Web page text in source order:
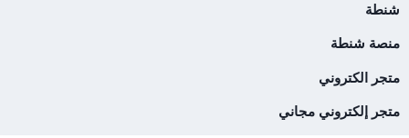
شنطة
منصة شنطة
متجر الكتروني
متجر إلكتروني مجاني